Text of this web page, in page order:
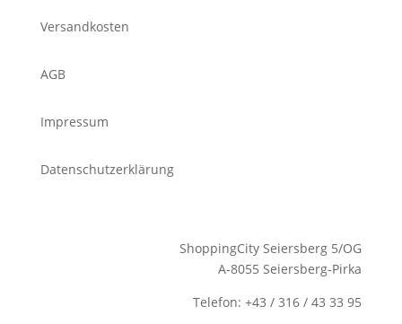
Versandkosten
AGB
Impressum
Datenschutzerklärung
ShoppingCity Seiersberg 5/OG
A-8055 Seiersberg-Pirka
Telefon: +43 / 316 / 43 33 95